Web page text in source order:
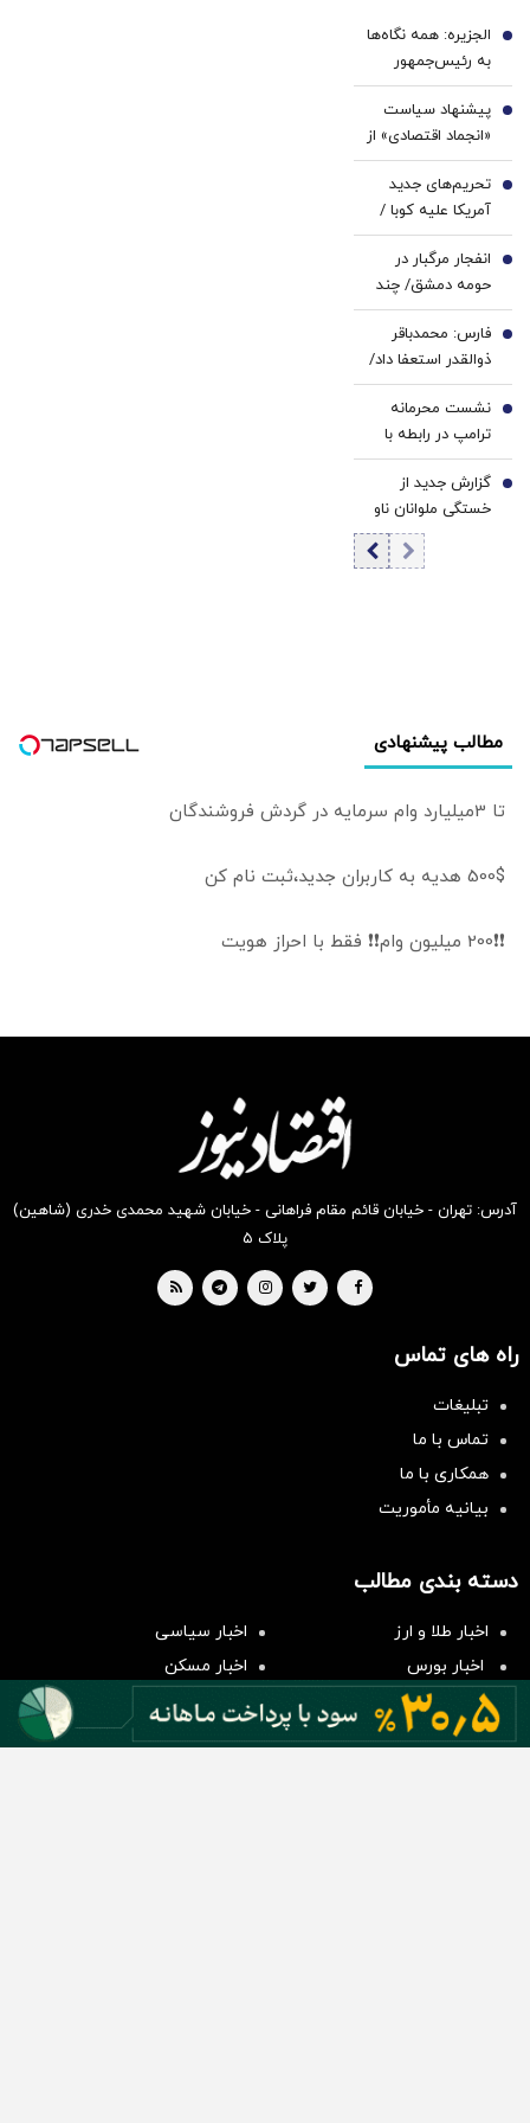
سرمایه گذاری
سفید
کننده
خانگی
الجزیره: همه نگاه‌ها
به رئیس‌جمهور
ترامپ دوخته شده/
توپ از زمین ایران
و عمان خارج شده و
اکنون به زمین
آمریکا افتاده است
1
پیشنهاد سیاست
«انجماد اقتصادی» از
سوی یک
اقتصاددان |
اساسی‌ترین وظیفه
بانک مرکزی
سیاست پولی است
| اولویت‌های بانک
فعلی
2
تحریم‌های جدید
آمریکا علیه کوبا /
روبیو بیانیه داد
3
انفجار مرگبار در
حومه دمشق/ چند
نفر کشته و زخمی
شدند
4
فارس: محمدباقر
ذوالقدر استعفا داد/
محسن رضایی دبیر
شورای عالی امنیت
ملی شد
5
نشست محرمانه
ترامپ در رابطه با
ایران در کاخ سفید
6
گزارش جدید از
خستگی ملوانان ناو
هواپیمابر آبراهام
7
مطالب پیشنهادی
تا 3میلیارد وام سرمایه در گردش فروشندگان
500$ هدیه به کاربران جدید،ثبت نام کن
❗❗200 میلیون وام❗❗ فقط با احراز هویت
آدرس: تهران - خیابان قائم مقام فراهانی - خیابان شهید محمدی خدری (شاهین)
پلاک ۵
راه های تماس
تبلیغات
تماس با ما
همکاری با ما
بیانیه مأموریت
دسته بندی مطالب
اخبار طلا و ارز
اخبار سیاسی
اخبار بورس
اخبار مسکن
اخبار خودرو
اخبار تکنولوژی
اخبار تولید و تجارت
اخبار اجتماعی